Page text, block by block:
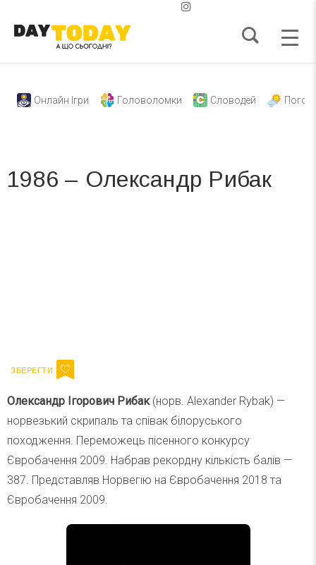
Онлайн Ігри Головоломки Словодей
1986 – Олександр Рибак
Олександр Ігорович Рибак(норв. Alexander Rybak) —
норвезький скрипаль та співак білоруського
походження. Переможець пісенного конкурсу
Євробачення 2009. Набрав рекордну кількість балів —
387. Представляв Норвегію на Євробачення 2018 та
Євробачення 2009.